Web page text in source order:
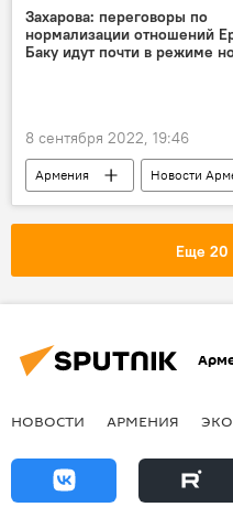
Захарова: переговоры по
нормализации отношений
Баку идут почти в режиме
8 сентября 2022, 19:46
Армения
Новости
Азербайджан
переговоры
Еще 20
НОВОСТИ АРМЕНИЯ